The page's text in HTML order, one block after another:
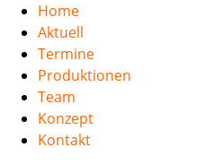
Home
Aktuell
Termine
Produktionen
Team
Konzept
Kontakt